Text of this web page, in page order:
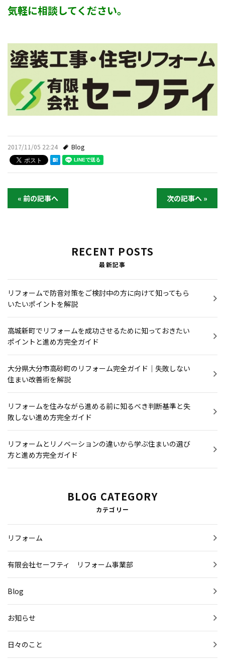
気軽に相談してください。
2017/11/05 22:24 Blog
« 前の記事へ 次の記事へ »
RECENT POSTS
最新記事
リフォームで防音対策をご検討中の方に向けて知ってもら
いたいポイントを解説
高城新町でリフォームを成功させるために知っておきたい
ポイントと進め方完全ガイド
大分県大分市高砂町のリフォーム完全ガイド｜失敗しない
住まい改善術を解説
リフォームを住みながら進める前に知るべき判断基準と失
敗しない進め方完全ガイド
リフォームとリノベーションの違いから学ぶ住まいの選び
方と進め方完全ガイド
BLOG CATEGORY
カテゴリー
リフォーム
有限会社セーフティ リフォーム事業部
Blog
お知らせ
日々のこと